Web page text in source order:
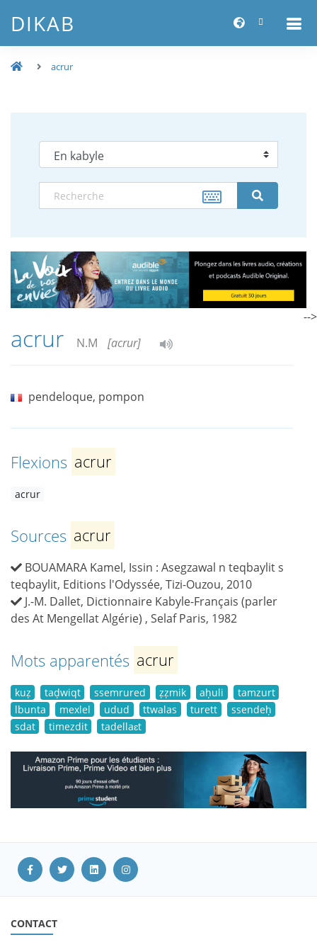
DIKAB
acrur
acrur N.M [acrur]
pendeloque, pompon
Flexions acrur
acrur
Sources acrur
BOUAMARA Kamel, Issin : Asegzawal n teqbaylit s
teqbaylit, Editions l'Odyssée, Tizi-Ouzou, 2010
J.-M. Dallet, Dictionnaire Kabyle-Français (parler
des At Mengellat Algérie) , Selaf Paris, 1982
Mots apparentés acrur
kuẓ taḍwiqt ssemrured ẓẓmik aḥuli
tamzurt
lbunta
mexlel udud ttwalas turett
ssendeḥ
sdat
timezdit tadellaɛt
-->
CONTACT